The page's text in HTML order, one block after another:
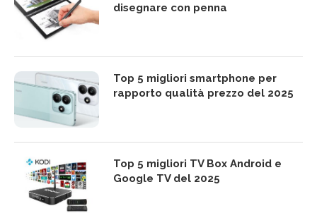
disegnare con penna
Top 5 migliori smartphone per
rapporto qualità prezzo del 2025
Top 5 migliori TV Box Android e
Google TV del 2025